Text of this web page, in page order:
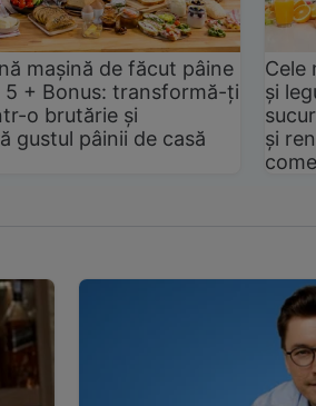
mașină de făcut pâine
5 + Bonus: transformă-ți
o brutărie și
gustul pâinii de casă
Cele
și
și